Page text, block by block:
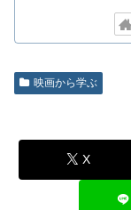
映画から学ぶ
X